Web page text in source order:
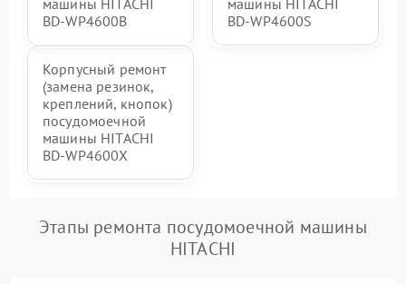
машины HITACHI
BD-WP4600B
машины HITACHI
BD-WP4600S
Корпусный ремонт
(замена резинок,
креплений, кнопок)
посудомоечной
машины HITACHI
BD-WP4600X
Этапы ремонта посудомоечной машины
HITACHI